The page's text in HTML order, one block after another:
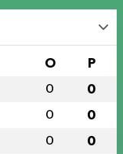
O P
0 0
0 0
0 0